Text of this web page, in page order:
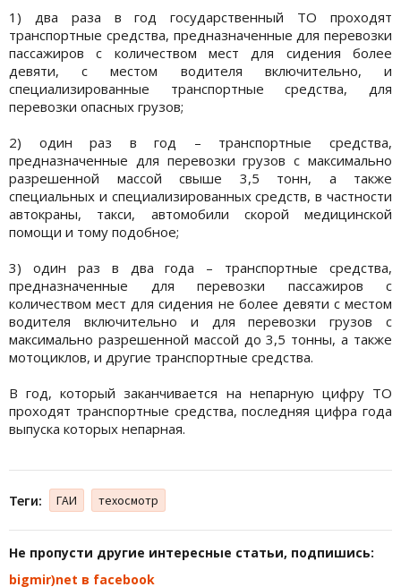
1) два раза в год государственный ТО проходят
транспортные средства, предназначенные для перевозки
пассажиров с количеством мест для сидения более
девяти, с местом водителя включительно, и
специализированные транспортные средства, для
перевозки опасных грузов;
2) один раз в год – транспортные средства,
предназначенные для перевозки грузов с максимально
разрешенной массой свыше 3,5 тонн, а также
специальных и специализированных средств, в частности
автокраны, такси, автомобили скорой медицинской
помощи и тому подобное;
3) один раз в два года – транспортные средства,
предназначенные для перевозки пассажиров с
количеством мест для сидения не более девяти с местом
водителя включительно и для перевозки грузов с
максимально разрешенной массой до 3,5 тонны, а также
мотоциклов, и другие транспортные средства.
В год, который заканчивается на непарную цифру ТО
проходят транспортные средства, последняя цифра года
выпуска которых непарная.
Теги: ГАИ техосмотр
Не пропусти другие интересные статьи, подпишись:
bigmir)net в facebook